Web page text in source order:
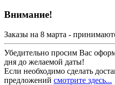
Внимание!
Заказы на 8 марта -
Убедительно просим Вас
дня до желаемой даты!
Если необходимо сделать
предложений смотрите здесь...